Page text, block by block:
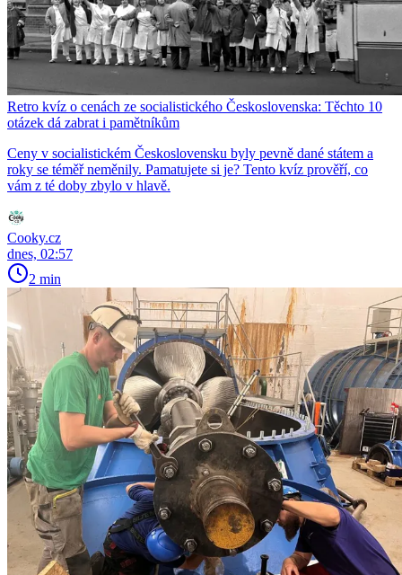
Retro kvíz o cenách ze socialistického Československa: Těchto 10
otázek dá zabrat i pamětníkům
Ceny v socialistickém Československu byly pevně dané státem a
roky se téměř neměnily. Pamatujete si je? Tento kvíz prověří, co
vám z té doby zbylo v hlavě.
Cooky.cz
dnes, 02:57
2 min